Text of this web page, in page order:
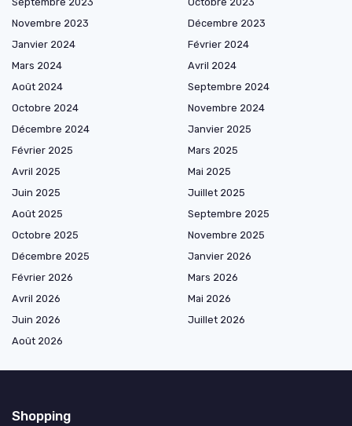
Novembre 2023
Décembre 2023
Janvier 2024
Février 2024
Mars 2024
Avril 2024
Août 2024
Septembre 2024
Octobre 2024
Novembre 2024
Décembre 2024
Janvier 2025
Février 2025
Mars 2025
Avril 2025
Mai 2025
Juin 2025
Juillet 2025
Août 2025
Septembre 2025
Octobre 2025
Novembre 2025
Décembre 2025
Janvier 2026
Février 2026
Mars 2026
Avril 2026
Mai 2026
Juin 2026
Juillet 2026
Août 2026
Shopping